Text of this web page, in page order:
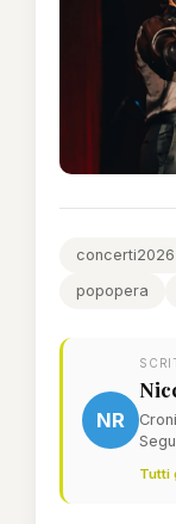
concerti2026
popopera
NR
Tutti